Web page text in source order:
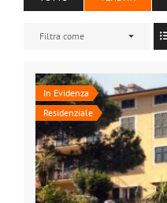
Filtra come
In Evidenza
Residenziale